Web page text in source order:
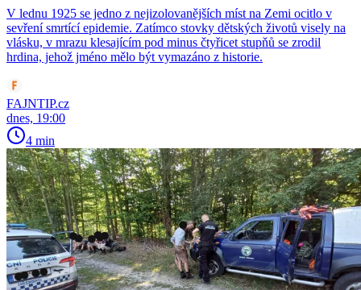
V lednu 1925 se jedno z nejizolovanějších míst na Zemi ocitlo v
sevření smrtící epidemie. Zatímco stovky dětských životů visely na
vlásku, v mrazu klesajícím pod minus čtyřicet stupňů se zrodil
hrdina, jehož jméno mělo být vymazáno z historie.
FAJNTIP.cz
dnes, 19:00
4 min